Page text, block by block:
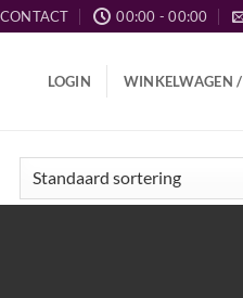
CONTACT 00:00 - 00:00
LOGIN WINKELWAGEN /